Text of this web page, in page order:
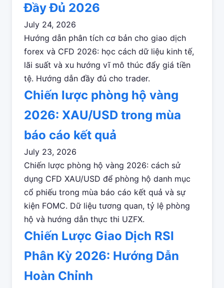
Đầy Đủ 2026
July 24, 2026
Hướng dẫn phân tích cơ bản cho giao dịch
forex và CFD 2026: học cách dữ liệu kinh tế,
lãi suất và xu hướng vĩ mô thúc đẩy giá tiền
tệ. Hướng dẫn đầy đủ cho trader.
Chiến lược phòng hộ vàng
2026: XAU/USD trong mùa
báo cáo kết quả
July 23, 2026
Chiến lược phòng hộ vàng 2026: cách sử
dụng CFD XAU/USD để phòng hộ danh mục
cổ phiếu trong mùa báo cáo kết quả và sự
kiện FOMC. Dữ liệu tương quan, tỷ lệ phòng
hộ và hướng dẫn thực thi UZFX.
Chiến Lược Giao Dịch RSI
Phân Kỳ 2026: Hướng Dẫn
Hoàn Chỉnh